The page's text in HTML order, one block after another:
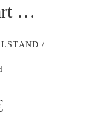
…
/